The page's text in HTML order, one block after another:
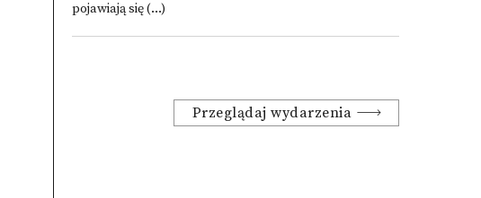
pojawiają się (...)
Przeglądaj wydarzenia